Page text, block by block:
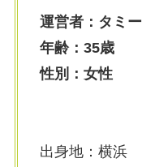
運営者：タミー
年齢：35歳
性別：女性
出身地：横浜